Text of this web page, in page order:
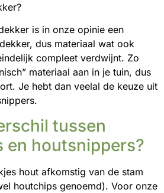
is in onze opinie een
dus materiaal wat ook
compleet verdwijnt. Zo
materiaal aan in je tuin, dus
Je hebt dan veelal de keuze uit
tussen
en houtsnippers?
hout afkomstig van de stam
houtchips genoemd). Voor onze